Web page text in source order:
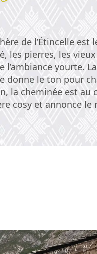
de l’Étincelle est
les pierres, les
yourte.
donne le ton pour
la cheminée est au
cosy et annonce le